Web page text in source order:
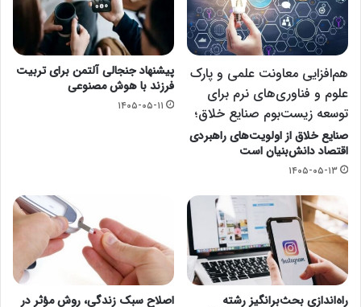
هم‌افزایی معاونت علمی و پارک
علوم و فناوری‌های نرم برای
توسعه زیست‌بوم صنایع خلاق؛
صنایع خلاق از اولویت‌های راهبردی
اقتصاد دانش‌بنیان است
۱۴۰۵-۰۵-۱۳
پیشنهاد جنجالی آلتمن برای تربیت
فرزند با هوش مصنوعی
۱۴۰۵-۰۵-۱۱
راه‌اندازی بحث‌برانگیز رشته
اصلاح سبک زندگی، روش مؤثر در